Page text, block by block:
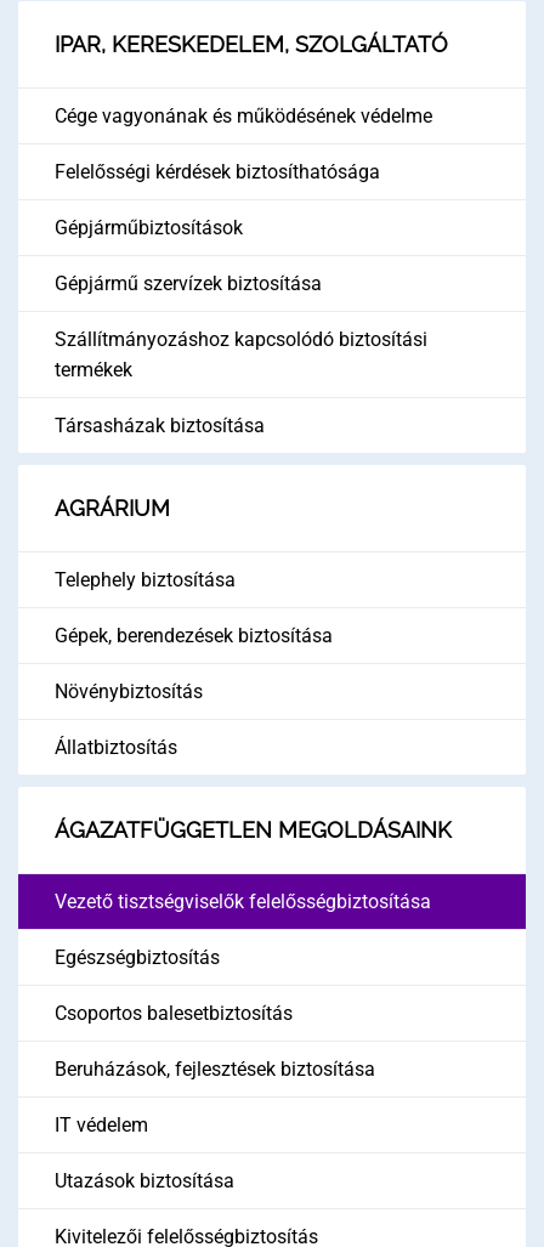
IPAR, KERESKEDELEM, SZOLGÁLTATÓ
Cége vagyonának és működésének védelme
Felelősségi kérdések biztosíthatósága
Gépjárműbiztosítások
Gépjármű szervízek biztosítása
Szállítmányozáshoz kapcsolódó biztosítási
termékek
Társasházak biztosítása
AGRÁRIUM
Telephely biztosítása
Gépek, berendezések biztosítása
Növénybiztosítás
Állatbiztosítás
ÁGAZATFÜGGETLEN MEGOLDÁSAINK
Vezető tisztségviselők felelősségbiztosítása
Egészségbiztosítás
Csoportos balesetbiztosítás
Beruházások, fejlesztések biztosítása
IT védelem
Utazások biztosítása
Kivitelezői felelősségbiztosítás